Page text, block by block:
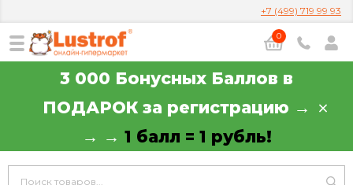
+7 (499) 719 99 93
0
3 000 Бонусных Баллов в
ПОДАРОК за регистрацию →
→ → 1 балл = 1 рубль!